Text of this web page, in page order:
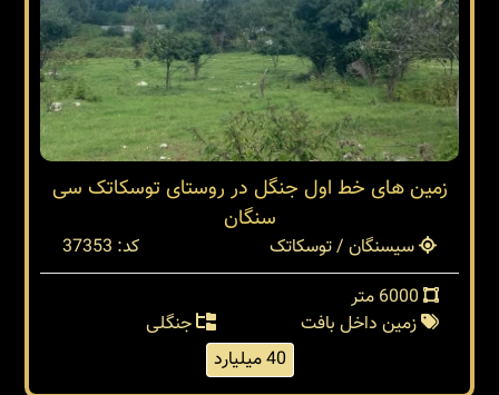
زمین های خط اول جنگل در روستای توسکاتک سی
سنگان
سیسنگان / توسکاتک
کد: 37353
زمین داخل بافت
جنگلی
40 میلیارد